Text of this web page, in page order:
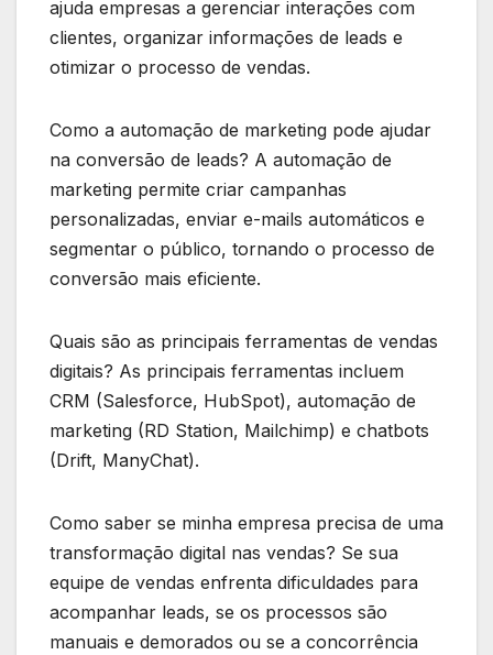
ajuda empresas a gerenciar interações com
clientes, organizar informações de leads e
otimizar o processo de vendas.
Como a automação de marketing pode ajudar
na conversão de leads? A automação de
marketing permite criar campanhas
personalizadas, enviar e-mails automáticos e
segmentar o público, tornando o processo de
conversão mais eficiente.
Quais são as principais ferramentas de vendas
digitais? As principais ferramentas incluem
CRM (Salesforce, HubSpot), automação de
marketing (RD Station, Mailchimp) e chatbots
(Drift, ManyChat).
Como saber se minha empresa precisa de uma
transformação digital nas vendas? Se sua
equipe de vendas enfrenta dificuldades para
acompanhar leads, se os processos são
manuais e demorados ou se a concorrência